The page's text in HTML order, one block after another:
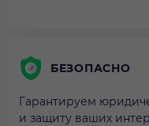
БЕЗОПАСНО
Гарантируем
и защиту ваших